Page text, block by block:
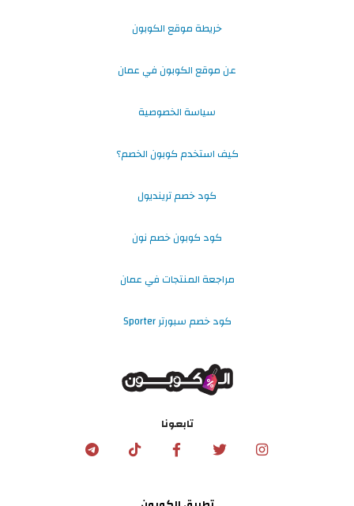
خريطة موقع الكوبون
عن موقع الكوبون في عمان
سياسة الخصوصية
كيف استخدم كوبون الخصم؟
كود خصم ترينديول
كود كوبون خصم نون
مراجعة المنتجات في عمان
كود خصم سبورتر Sporter
تابعونا